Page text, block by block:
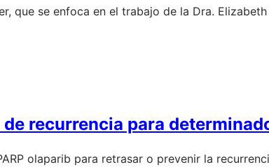
que se enfoca en el trabajo de la Dra.
recurrencia para
olaparib para retrasar o prevenir la